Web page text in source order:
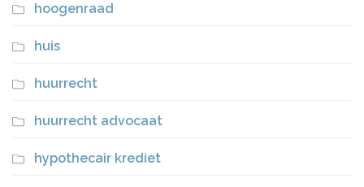
hoogenraad
huis
huurrecht
huurrecht advocaat
hypothecair krediet